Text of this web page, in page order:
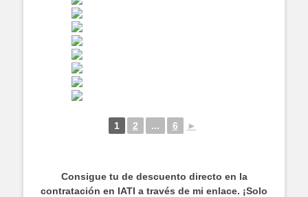
1 2 ... 6 ►
Consigue tu de descuento directo en la
contratación en IATI a través de mi enlace. ¡Solo